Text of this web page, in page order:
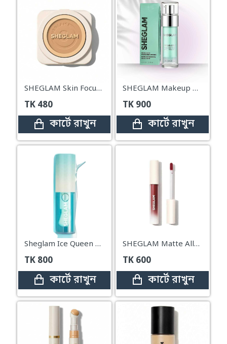
SHEGLAM Skin Focus High Coverage Powder Foundation – Fair
TK 480
কার্টে রাখুন
SHEGLAM Makeup Good Grip Hydrating Primer – 45ml
TK 900
কার্টে রাখুন
Sheglam Ice Queen Lip Gloss (PRC)
TK 800
কার্টে রাখুন
SHEGLAM Matte Allure Liquid Lipstick – Cosmopolitan 3.1g
TK 600
কার্টে রাখুন